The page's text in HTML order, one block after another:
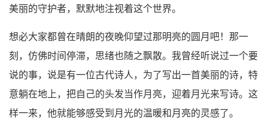
美丽的守护者，默默地注视着这个世界。
想必大家都曾在晴朗的夜晚仰望过那明亮的圆月吧！那一
刻，仿佛时间停滞，思绪也随之飘散。我曾经听说过一个要
说的事，说是有一位古代诗人，为了写出一首美丽的诗，特
意躺在地上，把自己的头发当作月亮，迎着月光来写诗。这
样一来，他就能够感受到月光的温暖和月亮的灵感了。